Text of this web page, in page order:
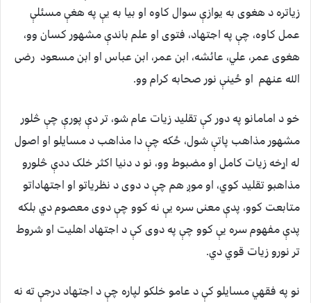
زياتره د هغوى به یوازې سوال کاوه او بيا به يې په هغې مسئلې
عمل کاوه، چې په اجتهاد، فتوى او علم باندې مشهور کسان وو،
هغوى عمر، علي، عائشه، ابن عمر، ابن عباس او ابن مسعود رضی
الله عنهم او ځينې نور صحابه کرام وو.
خو د امامانو په دور کې تقليد زيات عام شو، تر دې پورې چې څلور
مشهور مذاهب پاتې شول، ځکه چې دا مذاهب د مسایلو او اصول
له اړخه زيات کامل او مضبوط وو، نو د دنيا اکثر خلک ددې څلورو
مذاهبو تقليد کوي، او موږ هم چې د دوی د نظرياتو او اجتهاداتو
متابعت کوو، پدې معنى سره يې نه کوو چې دوی معصوم دي بلکه
پدې مفهوم سره يې کوو چې په دوی کې د اجتهاد اهليت او شروط
تر نورو زيات قوي دي.
نو په فقهي مسایلو کې د عامو خلکو لپاره چې د اجتهاد درجې ته نه